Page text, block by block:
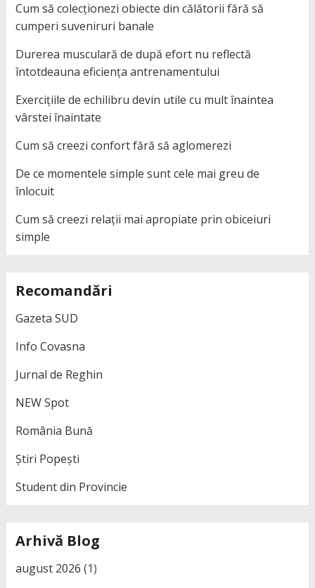
Cum să colecționezi obiecte din călătorii fără să
cumperi suveniruri banale
Durerea musculară de după efort nu reflectă
întotdeauna eficiența antrenamentului
Exercițiile de echilibru devin utile cu mult înaintea
vârstei înaintate
Cum să creezi confort fără să aglomerezi
De ce momentele simple sunt cele mai greu de
înlocuit
Cum să creezi relații mai apropiate prin obiceiuri
simple
Recomandări
Gazeta SUD
Info Covasna
Jurnal de Reghin
NEW Spot
România Bună
Știri Popești
Student din Provincie
Arhivă Blog
august 2026 (1)